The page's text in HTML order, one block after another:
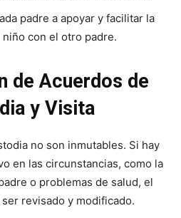
padre a apoyar y facilitar la
con el otro padre.
de Acuerdos de
y Visita
no son inmutables. Si hay
en las circunstancias, como la
o problemas de salud, el
revisado y modificado.